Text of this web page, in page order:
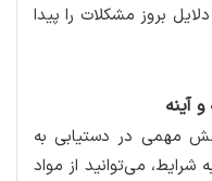
بروز مشکلات را پیدا
آینه
مهمی در دستیابی به
می‌توانید از مواد